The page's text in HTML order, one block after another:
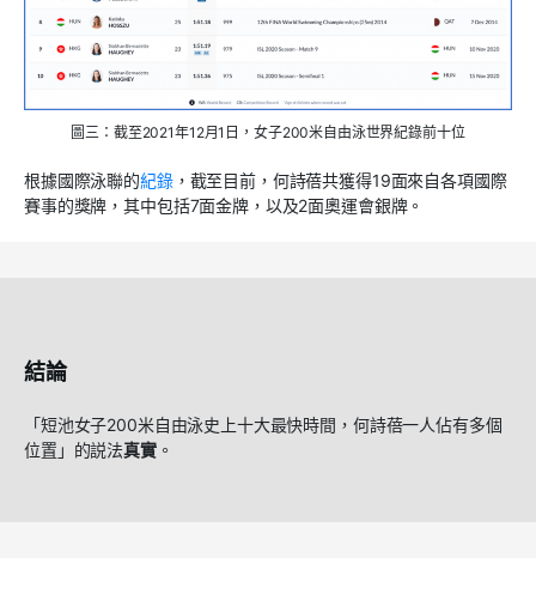
圖三：截至2021年12月1日，女子200米自由泳世界紀錄前十位
根據國際泳聯的紀錄，截至目前，何詩蓓共獲得19面來自各項國際
賽事的獎牌，其中包括7面金牌，以及2面奧運會銀牌。
結論
「短池女子200米自由泳史上十大最快時間，何詩蓓一人佔有多個
位置」的説法真實。